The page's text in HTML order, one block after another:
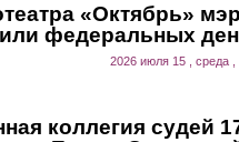
«Октябрь»
федеральных
2026 июля 15 , среда ,
коллегия судей